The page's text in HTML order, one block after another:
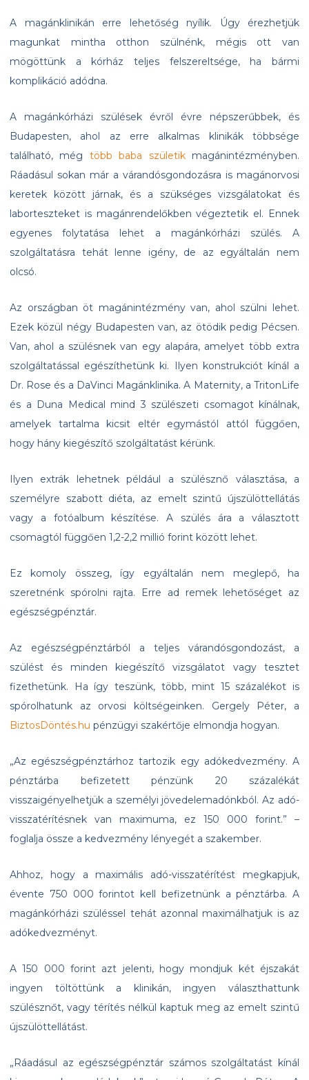
A magánklinikán erre lehetőség nyílik. Úgy érezhetjük
magunkat mintha otthon szülnénk, mégis ott van
mögöttünk a kórház teljes felszereltsége, ha bármi
komplikáció adódna.
A magánkórházi szülések évről évre népszerűbbek, és
Budapesten, ahol az erre alkalmas klinikák többsége
található, még több baba születikmagánintézményben.
Ráadásul sokan már a várandósgondozásra is magánorvosi
keretek között járnak, és a szükséges vizsgálatokat és
laborteszteket is magánrendelőkben végeztetik el. Ennek
egyenes folytatása lehet a magánkórházi szülés. A
szolgáltatásra tehát lenne igény, de az egyáltalán nem
olcsó.
Az országban öt magánintézmény van, ahol szülni lehet.
Ezek közül négy Budapesten van, az ötödik pedig Pécsen.
Van, ahol a szülésnek van egy alapára, amelyet több extra
szolgáltatással egészíthetünk ki. Ilyen konstrukciót kínál a
Dr. Rose és a DaVinci Magánklinika. A Maternity, a TritonLife
és a Duna Medical mind 3 szülészeti csomagot kínálnak,
amelyek tartalma kicsit eltér egymástól attól függően,
hogy hány kiegészítő szolgáltatást kérünk.
Ilyen extrák lehetnek például a szülésznő választása, a
személyre szabott diéta, az emelt szintű újszülöttellátás
vagy a fotóalbum készítése. A szülés ára a választott
csomagtól függően 1,2-2,2 millió forint között lehet.
Ez komoly összeg, így egyáltalán nem meglepő, ha
szeretnénk spórolni rajta. Erre ad remek lehetőséget az
egészségpénztár.
Az egészségpénztárból a teljes várandósgondozást, a
szülést és minden kiegészítő vizsgálatot vagy tesztet
fizethetünk. Ha így teszünk, több, mint 15 százalékot is
spórolhatunk az orvosi költségeinken. Gergely Péter, a
BiztosDöntés.hu pénzügyi szakértője elmondja hogyan.
„Az egészségpénztárhoz tartozik egy adókedvezmény. A
pénztárba befizetett pénzünk 20 százalékát
visszaigényelhetjük a személyi jövedelemadónkból. Az adó-
visszatérítésnek van maximuma, ez 150 000 forint.” –
foglalja össze a kedvezmény lényegét a szakember.
Ahhoz, hogy a maximális adó-visszatérítést megkapjuk,
évente 750 000 forintot kell befizetnünk a pénztárba. A
magánkórházi szüléssel tehát azonnal maximálhatjuk is az
adókedvezményt.
A 150 000 forint azt jelenti, hogy mondjuk két éjszakát
ingyen töltöttünk a klinikán, ingyen választhattunk
szülésznőt, vagy térítés nélkül kaptuk meg az emelt szintű
újszülöttellátást.
„Ráadásul az egészségpénztár számos szolgáltatást kínál